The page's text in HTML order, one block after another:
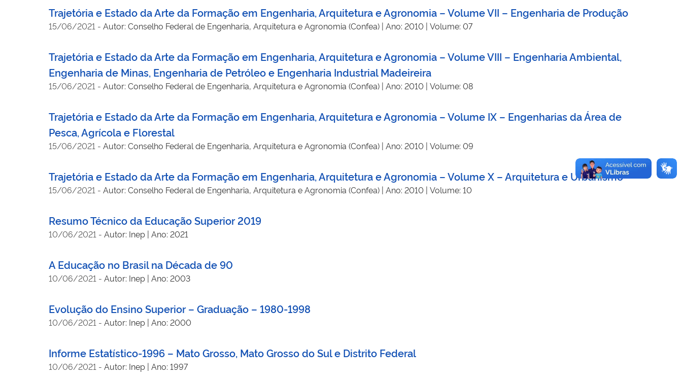
Trajetória e Estado da Arte da Formação em Engenharia, Arquitetura e Agronomia – Volume VII – Engenharia de Produção
15/06/2021 - Autor: Conselho Federal de Engenharia, Arquitetura e Agronomia (Confea) | Ano: 2010 | Volume: 07
Trajetória e Estado da Arte da Formação em Engenharia, Arquitetura e Agronomia – Volume VIII – Engenharia Ambiental,
Engenharia de Minas, Engenharia de Petróleo e Engenharia Industrial Madeireira
15/06/2021 - Autor: Conselho Federal de Engenharia, Arquitetura e Agronomia (Confea) | Ano: 2010 | Volume: 08
Trajetória e Estado da Arte da Formação em Engenharia, Arquitetura e Agronomia – Volume IX – Engenharias da Área de
Pesca, Agrícola e Florestal
15/06/2021 - Autor: Conselho Federal de Engenharia, Arquitetura e Agronomia (Confea) | Ano: 2010 | Volume: 09
Trajetória e Estado da Arte da Formação em Engenharia, Arquitetura e Agronomia – Volume X – Arquitetura e Urbanismo
15/06/2021 - Autor: Conselho Federal de Engenharia, Arquitetura e Agronomia (Confea) | Ano: 2010 | Volume: 10
Resumo Técnico da Educação Superior 2019
10/06/2021 - Autor: Inep | Ano: 2021
A Educação no Brasil na Década de 90
10/06/2021 - Autor: Inep | Ano: 2003
Evolução do Ensino Superior – Graduação – 1980-1998
10/06/2021 - Autor: Inep | Ano: 2000
Informe Estatístico-1996 – Mato Grosso, Mato Grosso do Sul e Distrito Federal
10/06/2021 - Autor: Inep | Ano: 1997